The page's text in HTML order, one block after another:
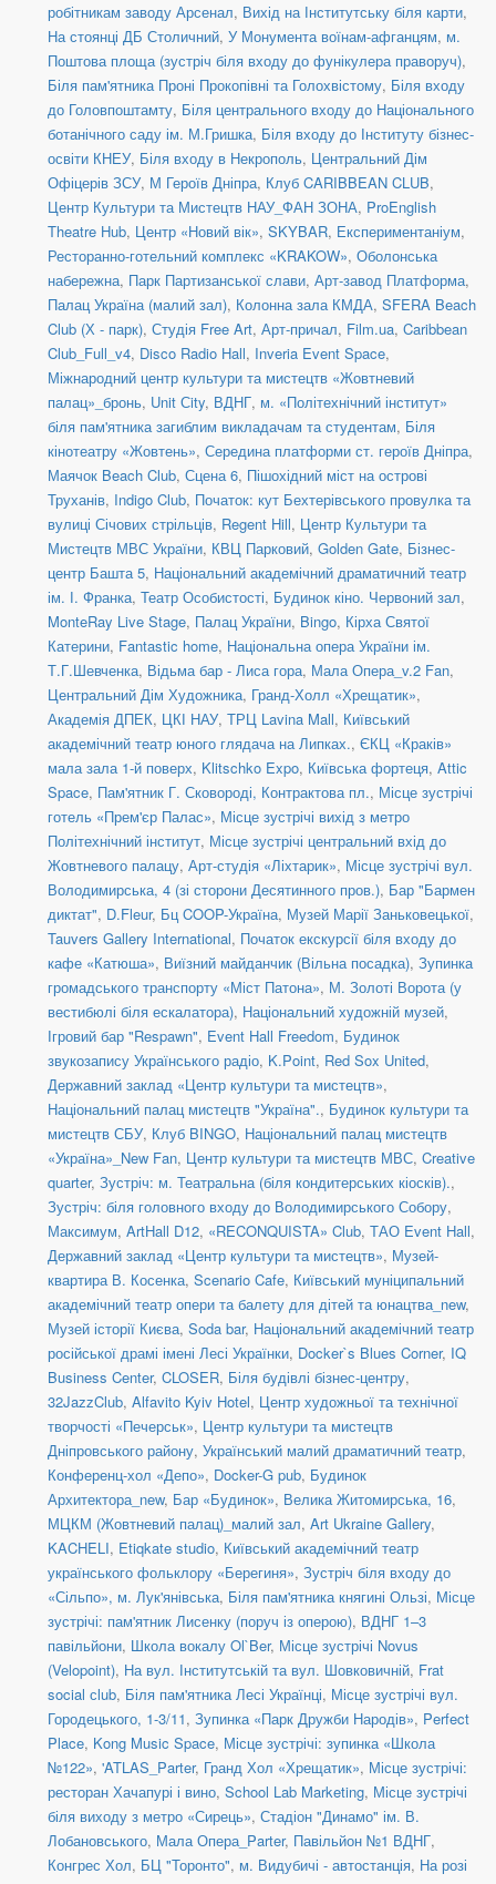
робітникам заводу Арсенал, Вихід на Інститутську біля карти,
На стоянці ДБ Столичний, У Монумента воїнам-афганцям, м.
Поштова площа (зустріч біля входу до фунікулера праворуч),
Біля пам'ятника Проні Прокопівні та Голохвістому, Біля входу
до Головпоштамту, Біля центрального входу до Національного
ботанічного саду ім. М.Гришка, Біля входу до Інституту бізнес-
освіти КНЕУ, Біля входу в Некрополь, Центральний Дім
Офіцерів ЗСУ, М Героїв Дніпра, Клуб CARIBBEAN CLUB,
Центр Культури та Мистецтв НАУ_ФАН ЗОНА, ProEnglish
Theatre Hub, Центр «Новий вік», SKYBAR, Експериментаніум,
Ресторанно-готельний комплекс «KRAKOW», Оболонська
набережна, Парк Партизанської слави, Арт-завод Платформа,
Палац Україна (малий зал), Колонна зала КМДА, SFERA Beach
Club (Х - парк), Студія Free Art, Арт-причал, Film.ua, Caribbean
Club_Full_v4, Disco Radio Hall, Inveria Event Space,
Міжнародний центр культури та мистецтв «Жовтневий
палац»_бронь, Unit Сity, ВДНГ, м. «Політехнічний інститут»
біля пам'ятника загиблим викладачам та студентам, Біля
кінотеатру «Жовтень», Середина платформи ст. героїв Дніпра,
Маячок Beach Club, Сцена 6, Пішохідний міст на острові
Труханів, Indigo Club, Початок: кут Бехтерівського провулка та
вулиці Січових стрільців, Regent Hill, Центр Культури та
Мистецтв МВС України, КВЦ Парковий, Golden Gate, Бізнес-
центр Башта 5, Національний академічний драматичний театр
ім. І. Франка, Театр Особистості, Будинок кіно. Червоний зал,
MonteRay Live Stage, Палац України, Bingo, Кірха Святої
Катерини, Fantastic home, Національна опера України ім.
Т.Г.Шевченка, Відьма бар - Лиса гора, Мала Опера_v.2 Fan,
Центральний Дім Художника, Гранд-Холл «Хрещатик»,
Академія ДПЕК, ЦКІ НАУ, ТРЦ Lavina Mall, Київський
академічний театр юного глядача на Липках., ЄКЦ «Краків»
мала зала 1-й поверх, Klitschko Expo, Київська фортеця, Attic
Space, Пам'ятник Г. Сковороді, Контрактова пл., Місце зустрічі
готель «Прем'єр Палас», Місце зустрічі вихід з метро
Політехнічний інститут, Місце зустрічі центральний вхід до
Жовтневого палацу, Арт-студія «Ліхтарик», Місце зустрічі вул.
Володимирська, 4 (зі сторони Десятинного пров.), Бар "Бармен
диктат", D.Fleur, Бц COOP-Україна, Музей Марії Заньковецької,
Tauvers Gallery International, Початок екскурсії біля входу до
кафе «Катюша», Виїзний майданчик (Вільна посадка), Зупинка
громадського транспорту «Міст Патона», М. Золоті Ворота (у
вестибюлі біля ескалатора), Національний художній музей,
Ігровий бар "Respawn", Event Hall Freedom, Будинок
звукозапису Українського радіо, K.Point, Red Sox United,
Державний заклад «Центр культури та мистецтв»,
Національний палац мистецтв "Україна"., Будинок культури та
мистецтв СБУ, Клуб BINGO, Національний палац мистецтв
«Україна»_New Fan, Центр культури та мистецтв МВС, Creative
quarter, Зустріч: м. Театральна (біля кондитерських кіосків).,
Зустріч: біля головного входу до Володимирського Собору,
Максимум, ArtHall D12, «RECONQUISTA» Club, ТАО Event Hall,
Державний заклад «Центр культури та мистецтв», Музей-
квартира В. Косенка, Scenario Cafe, Київський муніципальний
академічний театр опери та балету для дітей та юнацтва_new,
Музей історії Києва, Soda bar, Національний академічний театр
російської драмі імені Лесі Українки, Docker`s Blues Corner, IQ
Business Center, CLOSER, Біля будівлі бізнес-центру,
32JazzClub, Alfavito Kyiv Hotel, Центр художньої та технічної
творчості «Печерськ», Центр культури та мистецтв
Дніпровського району, Український малий драматичний театр,
Конференц-хол «Депо», Docker-G pub, Будинок
Архитектора_new, Бар «Будинок», Велика Житомирська, 16,
МЦКМ (Жовтневий палац)_малий зал, Art Ukraine Gallery,
KACHELI, Etiqkate studio, Київський академічний театр
українського фольклору «Берегиня», Зустріч біля входу до
«Сільпо», м. Лук'янівська, Біля пам'ятника княгині Ользі, Місце
зустрічі: пам'ятник Лисенку (поруч із оперою), ВДНГ 1–3
павільйони, Школа вокалу Ol`Ber, Місце зустрічі Novus
(Velopoint), На вул. Інститутській та вул. Шовковичній, Frat
social сlub, Біля пам'ятника Лесі Українці, Місце зустрічі вул.
Городецького, 1-3/11, Зупинка «Парк Дружби Народів», Perfect
Place, Kong Music Space, Місце зустрічі: зупинка «Школа
№122», 'ATLAS_Parter, Гранд Хол «Хрещатик», Місце зустрічі:
ресторан Хачапурі і вино, School Lab Marketing, Місце зустрічі
біля виходу з метро «Сирець», Стадіон "Динамо" ім. В.
Лобановського, Мала Опера_Parter, Павільйон №1 ВДНГ,
Конгрес Хол, БЦ "Торонто", м. Видубичі - автостанція, На розі